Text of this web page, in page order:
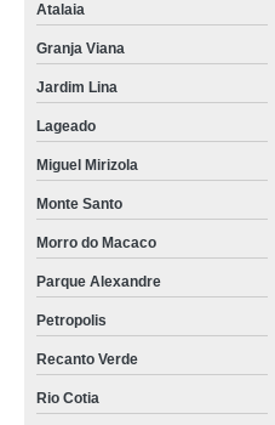
Atalaia
Granja Viana
Jardim Lina
Lageado
Miguel Mirizola
Monte Santo
Morro do Macaco
Parque Alexandre
Petropolis
Recanto Verde
Rio Cotia